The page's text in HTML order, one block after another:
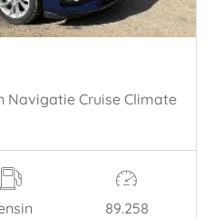
Navigatie Cruise Climate
89.258